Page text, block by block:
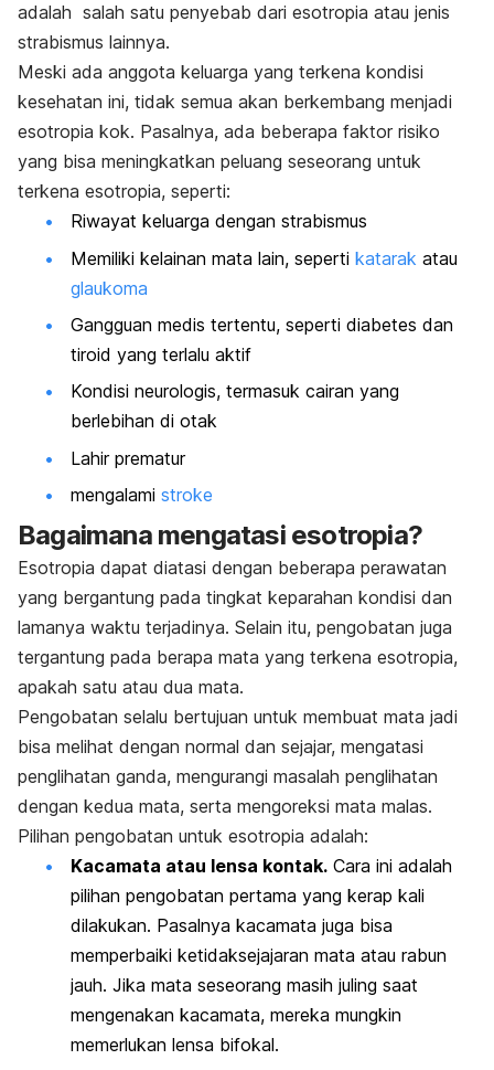
adalah salah satu penyebab dari esotropia atau jenis
strabismus lainnya.
Meski ada anggota keluarga yang terkena kondisi
kesehatan ini, tidak semua akan berkembang menjadi
esotropia kok. Pasalnya, ada beberapa faktor risiko
yang bisa meningkatkan peluang seseorang untuk
terkena esotropia, seperti:
Riwayat keluarga dengan strabismus
Memiliki kelainan mata lain, seperti katarak atau
glaukoma
Gangguan medis tertentu, seperti diabetes dan
tiroid yang terlalu aktif
Kondisi neurologis, termasuk cairan yang
berlebihan di otak
Lahir prematur
mengalami stroke
Bagaimana mengatasi esotropia?
Esotropia dapat diatasi dengan beberapa perawatan
yang bergantung pada tingkat keparahan kondisi dan
lamanya waktu terjadinya. Selain itu, pengobatan juga
tergantung pada berapa mata yang terkena esotropia,
apakah satu atau dua mata.
Pengobatan selalu bertujuan untuk membuat mata jadi
bisa melihat dengan normal dan sejajar, mengatasi
penglihatan ganda, mengurangi masalah penglihatan
dengan kedua mata, serta mengoreksi mata malas.
Pilihan pengobatan untuk esotropia adalah:
Kacamata atau lensa kontak. Cara ini adalah
pilihan pengobatan pertama yang kerap kali
dilakukan. Pasalnya kacamata juga bisa
memperbaiki ketidaksejajaran mata atau rabun
jauh. Jika mata seseorang masih juling saat
mengenakan kacamata, mereka mungkin
memerlukan lensa bifokal.